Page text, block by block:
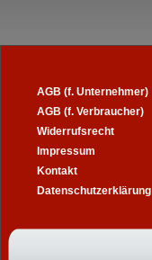
AGB (f. Unternehmer)
AGB (f. Verbraucher)
Widerrufsrecht
Impressum
Kontakt
Datenschutzerklärung